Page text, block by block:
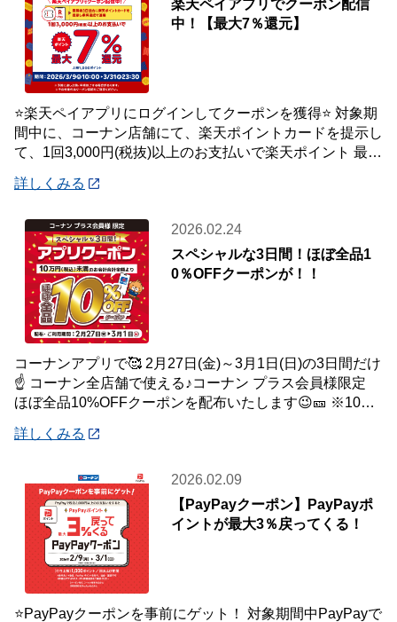
楽天ペイアプリでクーポン配信
中！【最大7％還元】
⭐楽天ペイアプリにログインしてクーポンを獲得⭐ 対象期
間中に、コーナン店舗にて、楽天ポイントカードを提示し
て、1回3,000円(税抜)以上のお支払いで楽天ポイント 最大
詳しくみる
2026.02.24
スペシャルな3日間！ほぼ全品1
0％OFFクーポンが！！
コーナンアプリで🥰 2月27日(金)～3月1日(日)の3日間だけ
☝️ コーナン全店舗で使える♪コーナン プラス会員様限定
ほぼ全品10%OFFクーポンを配布いたします😉🎫 ※10万
詳しくみる
2026.02.09
【PayPayクーポン】PayPayポ
イントが最大3％戻ってくる！
⭐PayPayクーポンを事前にゲット！ 対象期間中PayPayで